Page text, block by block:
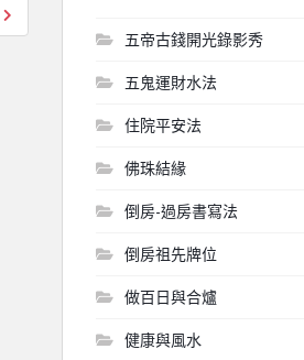
五帝古錢開光錄影秀
五鬼運財水法
住院平安法
佛珠結緣
倒房-過房書寫法
倒房祖先牌位
做百日與合爐
健康與風水